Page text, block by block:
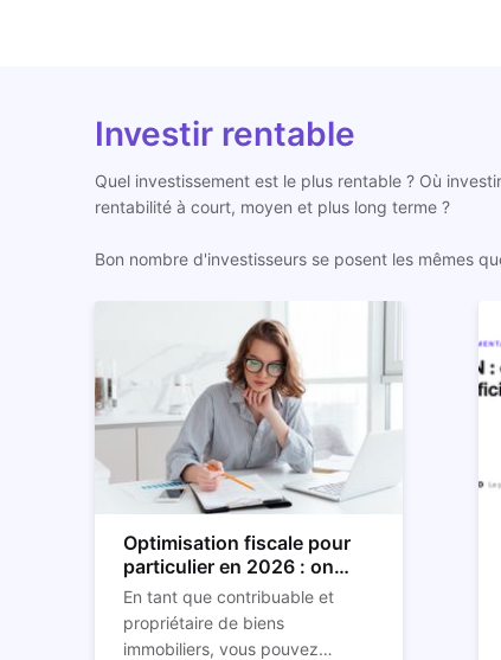
Investir rentable
Quel investissement est le plus rentable ? Où
rentabilité à court, moyen et plus long terme ?
Bon nombre d'investisseurs se posent les mêmes
Optimisation fiscale pour
particulier en 2026 : on
vous explique tout
En tant que contribuable et
propriétaire de biens
immobiliers, vous pouvez